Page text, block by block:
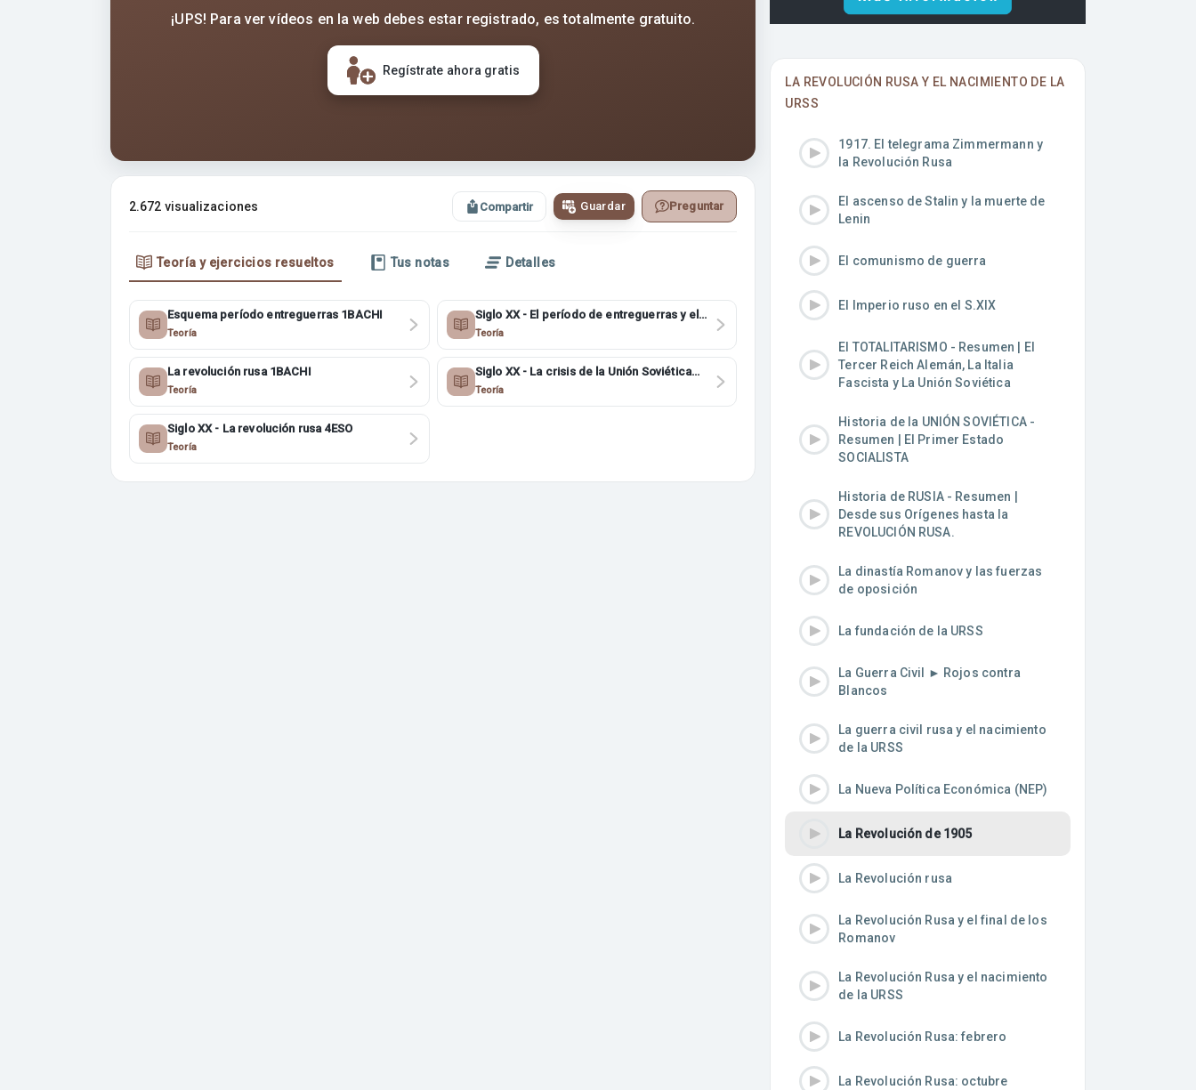
¡UPS! Para ver vídeos en la web debes estar registrado, es totalmente gratuito.
Regístrate ahora gratis
2.672 visualizaciones Compartir Guardar Preguntar
Teoría y ejercicios resueltos Tus notas Detalles
Esquema período entreguerras 1BACHI
Teoría
Siglo XX - El período de entreguerras y el
problema de Palestina 4ESO
Teoría
La revolución rusa 1BACHI
Teoría
Siglo XX - La crisis de la Unión Soviética
4ESO
Teoría
Siglo XX - La revolución rusa 4ESO
Teoría
LA REVOLUCIÓN RUSA Y EL NACIMIENTO DE LA
URSS
1917. El telegrama Zimmermann y
la Revolución Rusa
El ascenso de Stalin y la muerte de
Lenin
El comunismo de guerra
El Imperio ruso en el S.XIX
El TOTALITARISMO - Resumen | El
Tercer Reich Alemán, La Italia
Fascista y La Unión Soviética
Historia de la UNIÓN SOVIÉTICA -
Resumen | El Primer Estado
SOCIALISTA
Historia de RUSIA - Resumen |
Desde sus Orígenes hasta la
REVOLUCIÓN RUSA.
La dinastía Romanov y las fuerzas
de oposición
La fundación de la URSS
La Guerra Civil ► Rojos contra
Blancos
La guerra civil rusa y el nacimiento
de la URSS
La Nueva Política Económica (NEP)
La Revolución de 1905
La Revolución rusa
La Revolución Rusa y el final de los
Romanov
La Revolución Rusa y el nacimiento
de la URSS
La Revolución Rusa: febrero
La Revolución Rusa: octubre